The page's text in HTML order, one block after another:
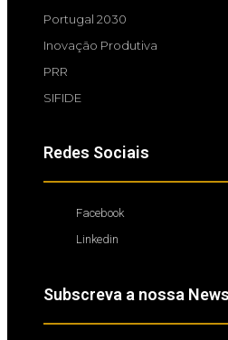
Portugal 2030
Inovação Produtiva
PRR
SIFIDE
Redes Sociais
Facebook
Linkedin
Subscreva a nossa